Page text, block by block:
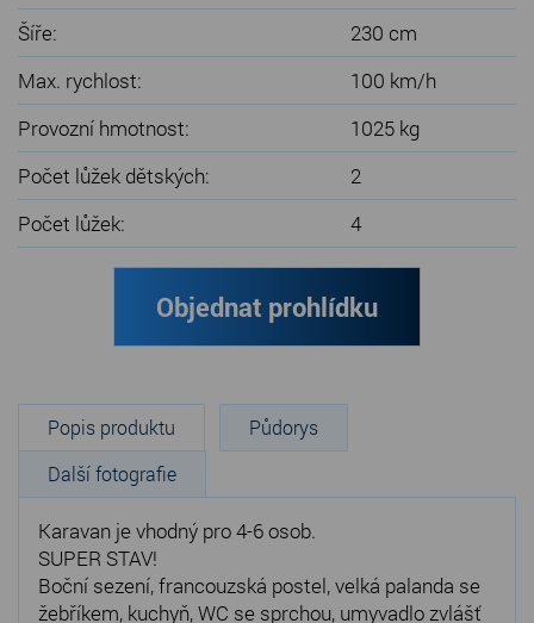
Šíře:
230 cm
Max. rychlost:
100 km/h
Provozní hmotnost:
1025 kg
Počet lůžek dětských:
2
Počet lůžek:
4
Objednat prohlídku
Popis produktu
Půdorys
Další fotografie
Karavan je vhodný pro 4-6 osob.
SUPER STAV!
Boční sezení, francouzská postel, velká palanda se
žebříkem, kuchyň, WC se sprchou, umyvadlo zvlášť